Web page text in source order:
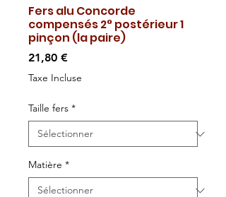
Fers alu Concorde
compensés 2° postérieur 1
pinçon (la paire)
21,80 €Prix
Taxe Incluse
Taille fers *
Matière *